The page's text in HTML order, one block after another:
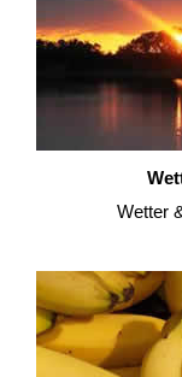
Wetter